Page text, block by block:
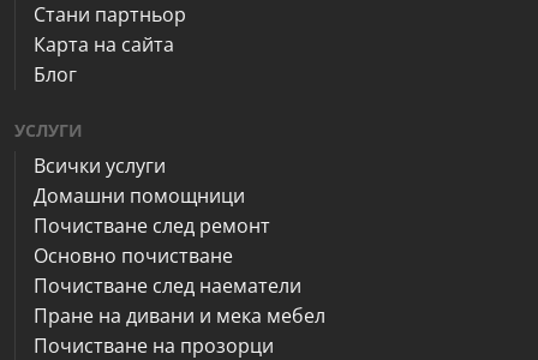
Стани партньор
Карта на сайта
Блог
УСЛУГИ
Всички услуги
Домашни помощници
Почистване след ремонт
Основно почистване
Почистване след наематели
Пране на дивани и мека мебел
Почистване на прозорци